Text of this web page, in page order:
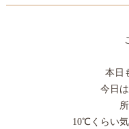
本日
今日
10℃くらい気